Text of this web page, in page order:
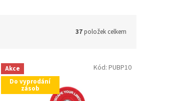
37položek celkem
Akce
Do vyprodání
zásob
Kód: PUBP10